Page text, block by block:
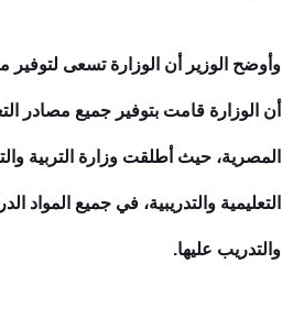
وأوضح الوزير أن الوزارة تسعى لتوفير
أن الوزارة قامت بتوفير جميع مصادر
المصرية، حيث أطلقت وزارة التربية
التعليمية والتدريبية، في جميع
والتدريب عليها.